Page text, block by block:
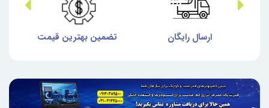
ارسال رایگان تضمین بهترین قیمت